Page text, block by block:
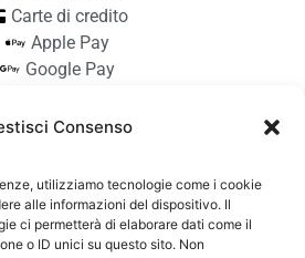
Consenso
utilizziamo tecnologie come i cookie
alle informazioni del dispositivo. Il
ci permetterà di elaborare dati come il
o ID unici su questo sito. Non
Carte di credito
Apple Pay
Google Pay
alla consegna
StilmodeMaiocchi
2026 | P.iva